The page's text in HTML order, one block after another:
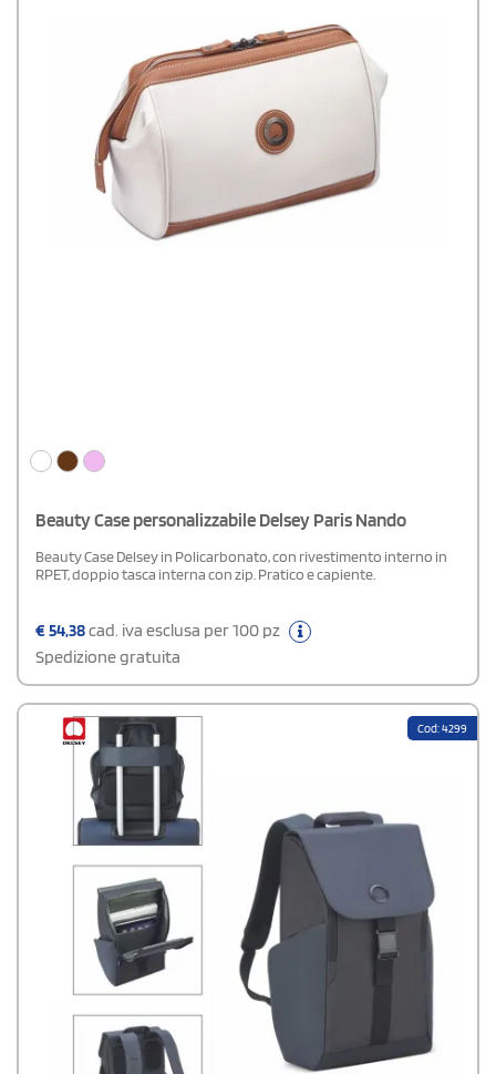
Beauty Case personalizzabile Delsey Paris Nando
Beauty Case Delsey in Policarbonato, con rivestimento interno in
RPET, doppio tasca interna con zip. Pratico e capiente.
€54,38cad. iva esclusa per 100 pz
Spedizione gratuita
Cod: 4299